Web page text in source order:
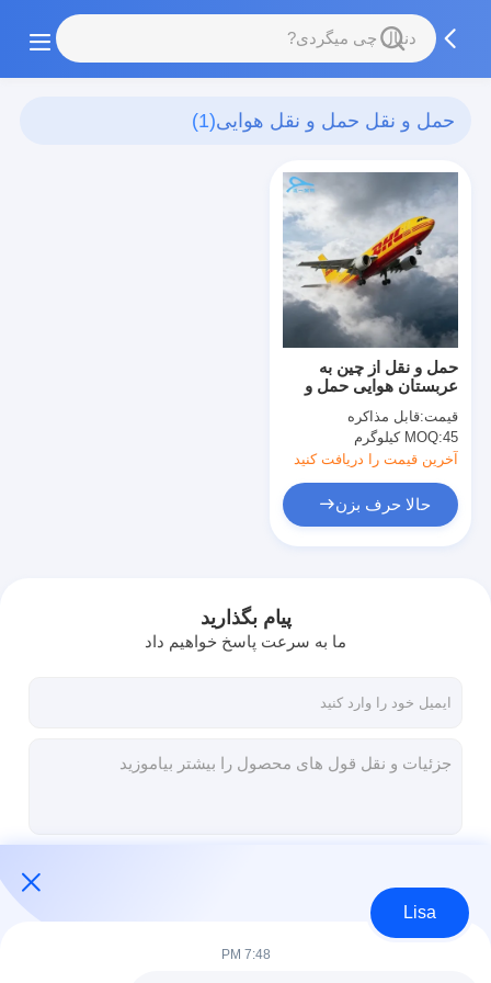
حمل و نقل حمل و نقل هوایی(1)
حمل و نقل از چین به
عربستان هوایی حمل و
قیمت:قابل مذاکره
MOQ:45 کیلوگرم
آخرین قیمت را دریافت کنید
حالا حرف بزن
پیام بگذارید
ما به سرعت پاسخ خواهیم داد
Lisa
7:48 PM